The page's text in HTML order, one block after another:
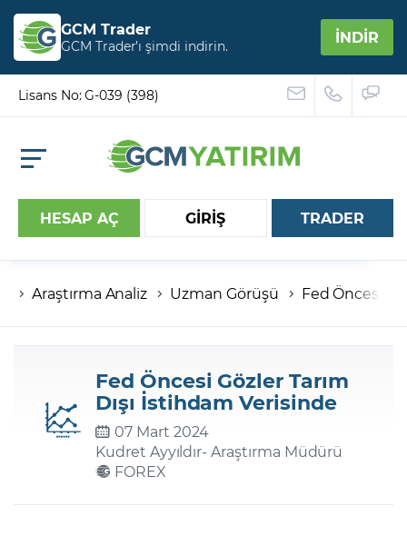
GCM Trader
GCM Trader’ı şimdi indirin. İNDİR
Lisans No: G-039 (398)
HESAP AÇ GİRİŞ
Hesap numaranız
Şifreniz
Şifremi Unuttum
TRADER
Araştırma Analiz Uzman Görüşü Fed Öncesi
Fed Öncesi Gözler Tarım
Dışı İstihdam Verisinde
07 Mart 2024
Kudret Ayyıldır- Araştırma Müdürü
FOREX